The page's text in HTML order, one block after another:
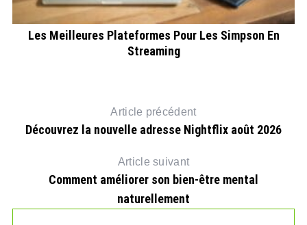
Les Meilleures Plateformes Pour Les Simpson En
Streaming
Article précédent
Découvrez la nouvelle adresse Nightflix août 2026
Article suivant
Comment améliorer son bien-être mental
naturellement